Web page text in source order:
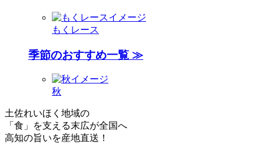
もくレース
季節のおすすめ一覧 ≫
秋
土佐れいほく地域の
「食」を支える末広が全国へ
高知の旨いを産地直送！